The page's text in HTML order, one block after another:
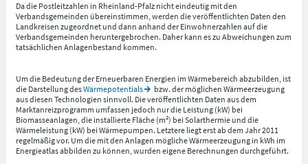
Da die Postleitzahlen in Rheinland-Pfalz nicht eindeutig mit den
Verbandsgemeinden übereinstimmen, werden die veröffentlichten Daten den
Landkreisen zugeordnet und dann anhand der Einwohnerzahlen auf die
Verbandsgemeinden heruntergebrochen. Daher kann es zu Abweichungen zum
tatsächlichen Anlagenbestand kommen.
Um die Bedeutung der Erneuerbaren Energien im Wärmebereich abzubilden, ist
die Darstellung desWärmepotentials
bzw. der möglichen Wärmeerzeugung
aus diesen Technologien sinnvoll. Die veröffentlichten Daten aus dem
Marktanreizprogramm umfassen jedoch nur die Leistung (kW) bei
Biomasseanlagen, die installierte Fläche (m²) bei Solarthermie und die
Wärmeleistung (kW) bei Wärmepumpen. Letztere liegt erst ab dem Jahr 2011
regelmäßig vor. Um die mit den Anlagen mögliche Wärmeerzeugung in kWh im
Energieatlas abbilden zu können, wurden eigene Berechnungen durchgeführt.